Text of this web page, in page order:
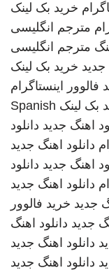
خرید بک لینک
مترجم انگلیسی
مترجم انگلیسی
جدید خرید بک لینک
فالوور اینستاگرام
بک لینک Spanish
اهنگ جدید دانلود
دانلود اهنگ جدید
اهنگ جدید دانلود
دانلود اهنگ جدید
جدید خرید فالوور
جدید دانلود اهنگ
دانلود اهنگ جدید
دانلود اهنگ جدید